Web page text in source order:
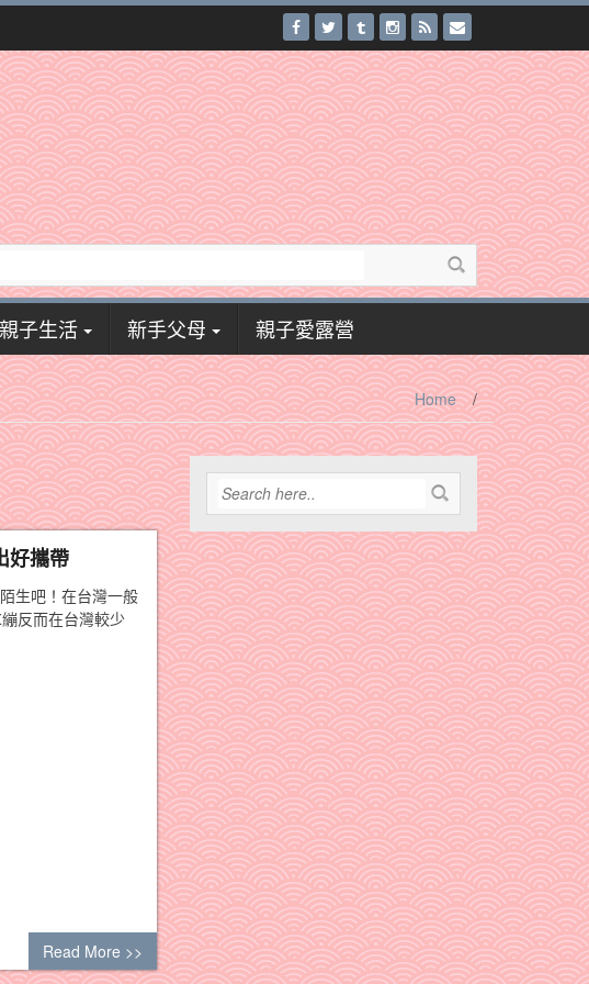
親子生活 新手父母 親子愛露營
Home /
好攜帶
生吧！在台灣一般
反而在台灣較少
Read More >>